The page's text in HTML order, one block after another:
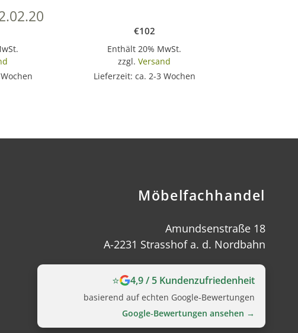
€102
Enthält 20% MwSt.
zzgl. Versand
Lieferzeit: ca. 2-3 Wochen
Möbelfachhandel
Amundsenstraße 18
A-2231 Strasshof a. d. Nordbahn
⭐ 4,9 / 5 Kundenzufriedenheit
basierend auf echten Google‑Bewertungen
Google‑Bewertungen ansehen →